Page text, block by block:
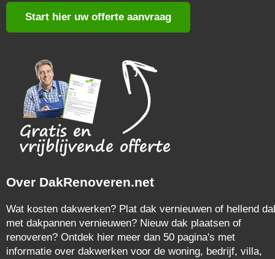
Start hier uw offerte aanvraag
Over DakRenoveren.net
Wat kosten dakwerken? Plat dak vernieuwen of hellend
met dakpannen vernieuwen? Nieuw dak plaatsen of
renoveren? Ontdek hier meer dan 50 pagina's met
informatie over dakwerken voor de woning, bedrijf, villa,